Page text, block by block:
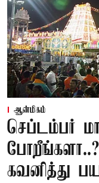
ஆன்மிகம்
செப்டம்பர்
கவனித்து